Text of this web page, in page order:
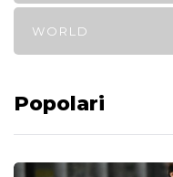
WORLD
Popolari